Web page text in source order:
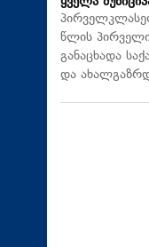
წლის
განაცხადა
და